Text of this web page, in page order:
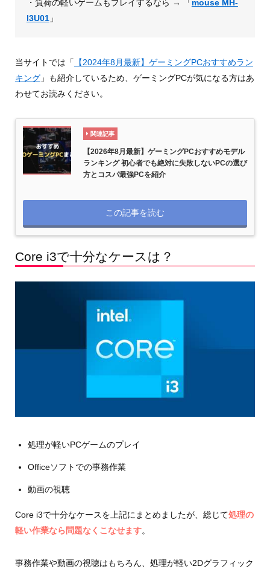
・負荷の軽いゲームもプレイするなら → 「mouse MH-
I3U01」
当サイトでは「
【2024年8月最新】ゲーミングPCおすすめラン
キング」も紹介しているため、ゲーミングPCが気になる方はあ
わせてお読みください。
関連記事
【2026年8月最新】ゲーミングPCおすすめモデル
ランキング 初心者でも絶対に失敗しないPCの選び
方とコスパ最強PCを紹介
この記事を読む
Core i3で十分なケースは？
処理が軽いPCゲームのプレイ
Officeソフトでの事務作業
動画の視聴
Core i3で十分なケースを上記にまとめましたが、総じて処理の
軽い作業なら問題なくこなせます。
事務作業や動画の視聴はもちろん、処理が軽い2Dグラフィック